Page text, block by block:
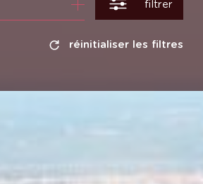
filtrer
réinitialiser les filtres